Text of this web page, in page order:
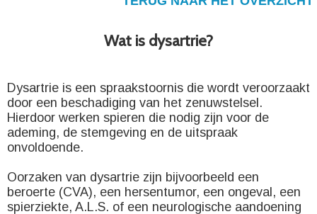
Wat is dysartrie?
Dysartrie is een spraakstoornis die wordt veroorzaakt
door een beschadiging van het zenuwstelsel.
Hierdoor werken spieren die nodig zijn voor de
ademing, de stemgeving en de uitspraak
onvoldoende.
Oorzaken van dysartrie zijn bijvoorbeeld een
beroerte (CVA), een hersentumor, een ongeval, een
spierziekte, A.L.S. of een neurologische aandoening